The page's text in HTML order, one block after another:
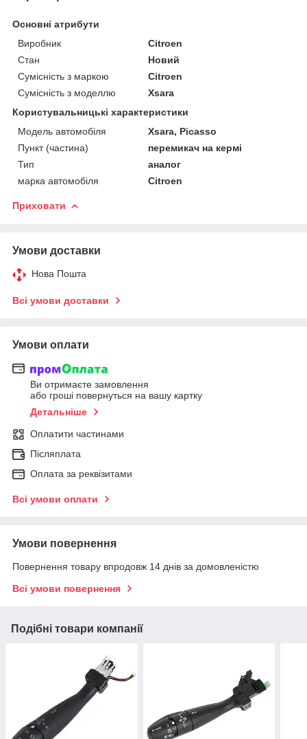
Основні атрибути
Виробник
Citroen
Стан
Новий
Сумісність з маркою
Citroen
Сумісність з моделлю
Xsara
Користувальницькі характеристики
Модель автомобіля
Xsara, Picasso
Пункт (частина)
перемикач на кермі
Тип
аналог
марка автомобіля
Citroen
Приховати
Умови доставки
Нова Пошта
Всі умови доставки
Умови оплати
Ви отримаєте замовлення
або гроші повернуться на вашу картку
Детальніше
Оплатити частинами
Післяплата
Оплата за реквізитами
Всі умови оплати
Умови повернення
Повернення товару впродовж 14 днів за домовленістю
Всі умови повернення
Подібні товари компанії